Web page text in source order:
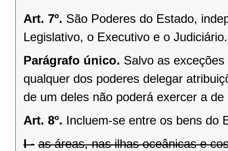
Art. 7º. São Poderes do Estado,
Legislativo, o Executivo e o Judiciário.
Parágrafo único. Salvo as
qualquer dos poderes delegar
de um deles não poderá exercer a de
Art. 8º. Incluem-se entre os bens do
I - as áreas, nas ilhas oceânicas e